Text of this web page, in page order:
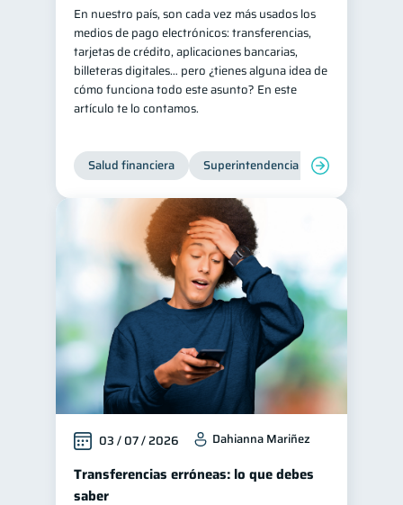
En nuestro país, son cada vez más usados los
medios de pago electrónicos: transferencias,
tarjetas de crédito, aplicaciones bancarias,
billeteras digitales… pero ¿tienes alguna idea de
cómo funciona todo este asunto? En este
artículo te lo contamos.
Salud financiera Superintendencia de Bancos
03 / 07 / 2026 Dahianna Mariñez
Transferencias erróneas: lo que debes
saber